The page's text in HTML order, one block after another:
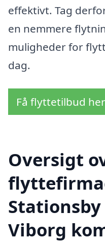
effektivt. Tag
en nemmere
muligheder for
dag.
Få flyttetilbud
Oversigt
Viborg